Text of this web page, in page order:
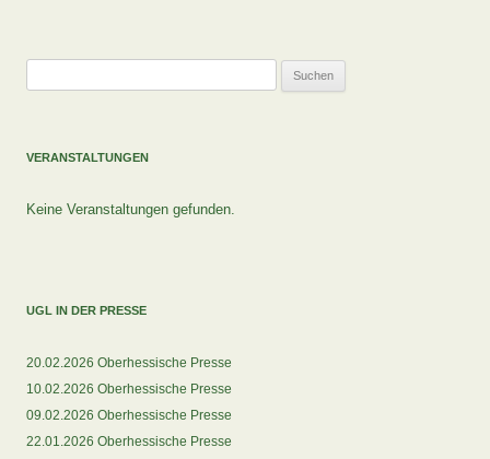
VERANSTALTUNGEN
Keine Veranstaltungen gefunden.
UGL IN DER PRESSE
20.02.2026 Oberhessische Presse
10.02.2026 Oberhessische Presse
09.02.2026 Oberhessische Presse
22.01.2026 Oberhessische Presse